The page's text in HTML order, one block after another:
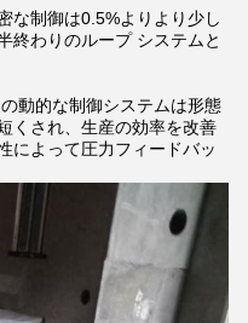
な制御は0.5%よりより少し
終わりのループ システムと
動的な制御システムは形態
くされ、生産の効率を改善
によって圧力フィードバッ